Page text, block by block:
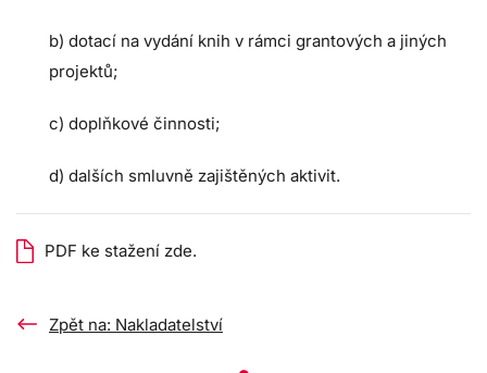
b) dotací na vydání knih v rámci grantových a jiných
projektů;
c) doplňkové činnosti;
d) dalších smluvně zajištěných aktivit.
PDF ke stažení zde.
Zpět na: Nakladatelství